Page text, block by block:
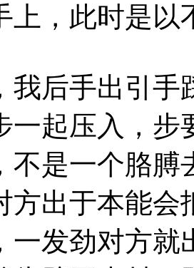
上，此时是以
后手出引手
一起压入，
不是一个胳膊
方出于本能
一发劲对方